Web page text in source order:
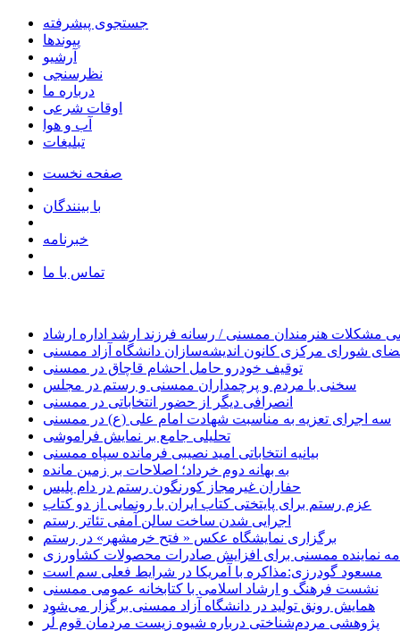
جستجوی پیشرفته
پیوندها
آرشیو
نظرسنجی
درباره ما
اوقات شرعی
آب و هوا
تبلیغات
صفحه نخست
با بینندگان
خبرنامه
تماس با ما
مشکلات هنرمندان ممسنی / رسانه فرزند ارشد اداره ارشاد
شورای مرکزی کانون اندیشه‌سازان دانشگاه آزاد ممسنی
توقیف خودرو حامل احشام قاچاق در ممسنی
سخنی با مردم و پرچمداران ممسنی و رستم در مجلس
انصرافی دیگر از حضور انتخاباتی در ممسنی
سه اجرای تعزیه به مناسبت شهادت امام علی (ع) در ممسنی
تحلیلی جامع بر نمایش فراموشی
بیانیه انتخاباتی امید نصیبی فرمانده سپاه ممسنی
به بهانه دوم خرداد؛ اصلاحات بر زمین مانده
حفاران غیرمجاز کورنگون رستم در دام پلیس
عزم رستم برای پایتختی کتاب ایران با رونمایی از دو کتاب
اجرایی شدن ساخت سالن آمفی تئاتر رستم
برگزاری نمایشگاه عکس « فتح خرمشهر» در رستم
نماینده ممسنی برای افزایش صادرات محصولات کشاورزی
مسعود گودرزی:مذاکره با آمریکا در شرایط فعلی سم است
نشست فرهنگ و ارشاد اسلامی با کتابخانه عمومی ممسنی
همایش رونق تولید در دانشگاه آزاد ممسنی برگزار می‌شود
پژوهشی مردم‌شناختی درباره شیوه زیست مردمان قوم لُر